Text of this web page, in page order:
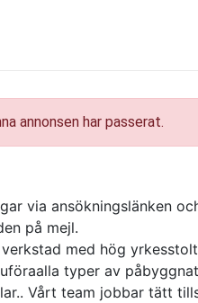
annonsen har passerat.
via ansökningslänken
på mejl.
med hög
typer av
Vårt team jobbar tätt